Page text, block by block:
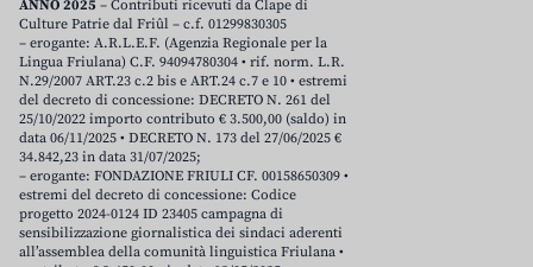
ANNO 2025 – Contributi ricevuti da Clape di
Culture Patrie dal Friûl – c.f. 01299830305
– erogante: A.R.L.E.F. (Agenzia Regionale per la
Lingua Friulana) C.F. 94094780304 • rif. norm. L.R.
N.29/2007 ART.23 c.2 bis e ART.24 c.7 e 10 • estremi
del decreto di concessione: DECRETO N. 261 del
25/10/2022 importo contributo € 3.500,00 (saldo) in
data 06/11/2025 • DECRETO N. 173 del 27/06/2025 €
34.842,23 in data 31/07/2025;
– erogante: FONDAZIONE FRIULI CF. 00158650309 •
estremi del decreto di concessione: Codice
progetto 2024-0124 ID 23405 campagna di
sensibilizzazione giornalistica dei sindaci aderenti
all’assemblea della comunità linguistica Friulana •